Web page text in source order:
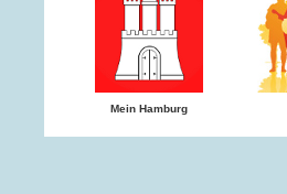
Mein Hamburg